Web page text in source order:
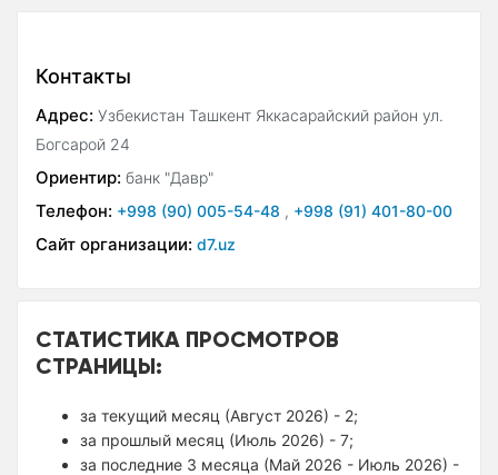
Контакты
Адрес: Узбекистан Ташкент Яккасарайский район ул.
Богсарой 24
Ориентир: банк "Давр"
Телефон: +998 (90) 005-54-48 , +998 (91) 401-80-00
Сайт организации: d7.uz
СТАТИСТИКА ПРОСМОТРОВ
СТРАНИЦЫ:
за текущий месяц (Август 2026) - 2;
за прошлый месяц (Июль 2026) - 7;
за последние 3 месяца (Май 2026 - Июль 2026) -